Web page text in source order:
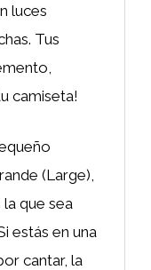
luces
Tus
camiseta!
(Large),
que sea
estás en una
cantar, la